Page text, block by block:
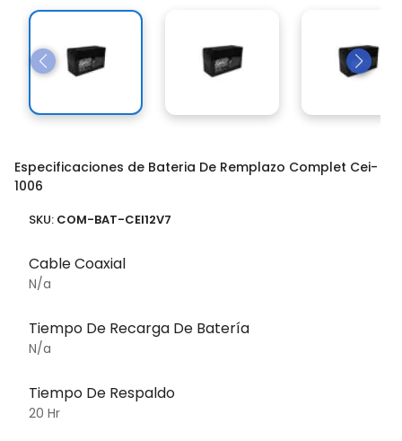
Especificaciones de Bateria De Remplazo Complet Cei-
1006
SKU: COM-BAT-CEI12V7
Cable Coaxial
N/a
Tiempo De Recarga De Batería
N/a
Tiempo De Respaldo
20 Hr